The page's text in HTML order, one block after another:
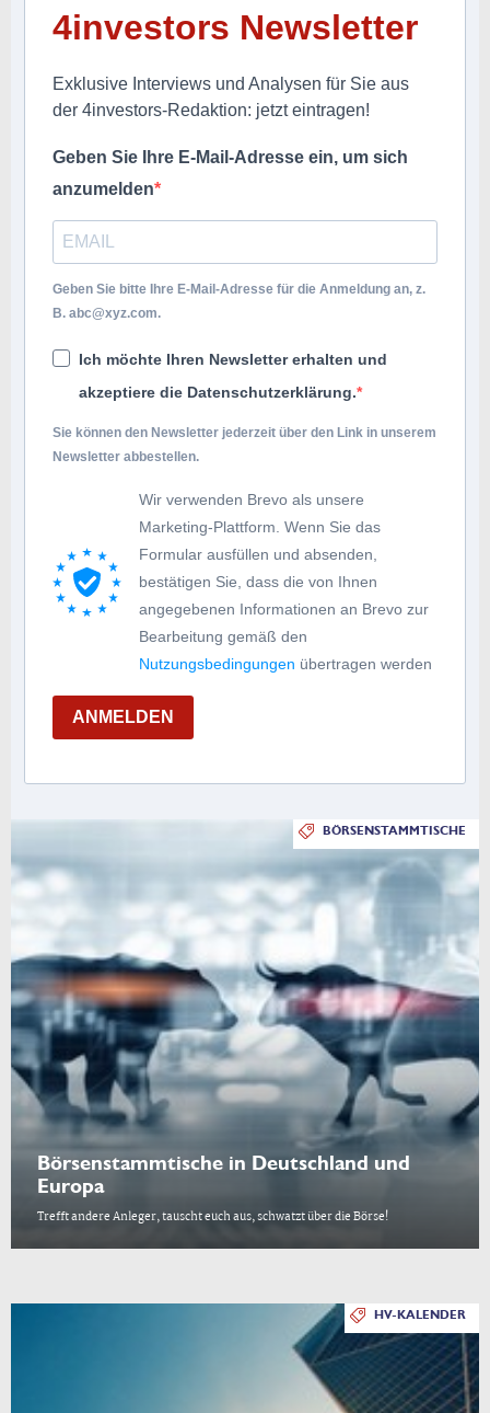
4investors Newsletter
Exklusive Interviews und Analysen für Sie aus
der 4investors-Redaktion: jetzt eintragen!
Geben Sie Ihre E-Mail-Adresse ein, um sich
anzumelden
Geben Sie bitte Ihre E-Mail-Adresse für die Anmeldung an, z.
B. abc@xyz.com.
Ich möchte Ihren Newsletter erhalten und
akzeptiere die Datenschutzerklärung.
Sie können den Newsletter jederzeit über den Link in unserem
Newsletter abbestellen.
Wir verwenden Brevo als unsere
Marketing-Plattform. Wenn Sie das
Formular ausfüllen und absenden,
bestätigen Sie, dass die von Ihnen
angegebenen Informationen an Brevo zur
Bearbeitung gemäß den
Nutzungsbedingungen übertragen werden
ANMELDEN
BÖRSENSTAMMTISCHE
Börsenstammtische in Deutschland und
Europa
Trefft andere Anleger, tauscht euch aus, schwatzt über die Börse!
HV-KALENDER